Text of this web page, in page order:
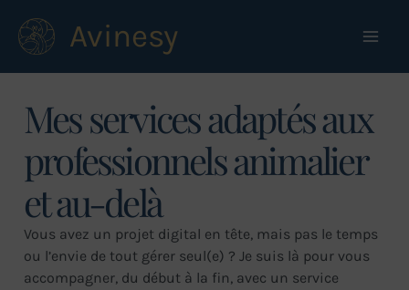
Avinesy
Mes services adaptés aux
professionnels animalier
et au-delà
Vous avez un projet digital en tête, mais pas le temps
ou l’envie de tout gérer seul(e) ? Je suis là pour vous
accompagner, du début à la fin, avec un service